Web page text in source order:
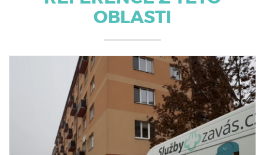
OBLASTI